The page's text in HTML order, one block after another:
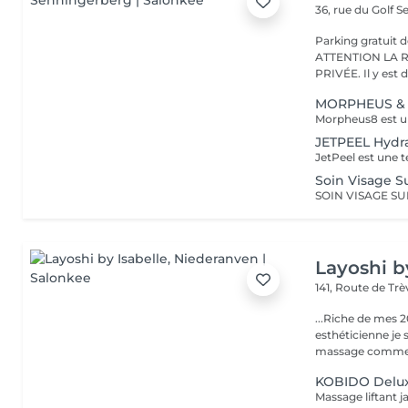
36, rue du Golf
Parking gratuit
ATTENTION LA
PRIVÉE. Il y est
MORPHEUS
JETPEEL
Soin Visage
Layoshi
141, Route de
...Riche de mes
esthéticienne je
massage
KOBIDO